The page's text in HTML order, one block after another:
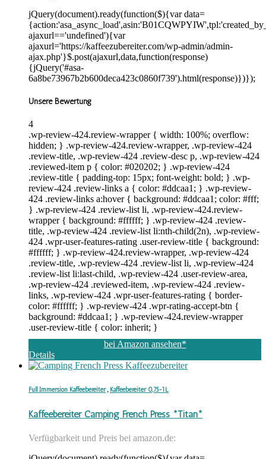
jQuery(document).ready(function($){var data=
ajaxurl=='undefined'){var
ajaxurl='https://kaffeezubereiter.com/wp-admin/admin-
ajax.php'}$.post(ajaxurl,data,function(response)
{jQuery('#asa-
6a8be73967b2b600deca423c0860f739').html(response)})});
Unsere Bewertung
4
.wp-review-424.review-wrapper { width: 100%; overflow:
hidden; } .wp-review-424.review-wrapper, .wp-review-424
.review-title, .wp-review-424 .review-desc p, .wp-review-424
.reviewed-item p { color: #020202; } .wp-review-424
.review-title { padding-top: 15px; font-weight: bold; } .wp-
review-424 .review-links a { color: #ddcaa1; } .wp-review-
424 .review-links a:hover { background: #ddcaa1; color: #fff;
} .wp-review-424 .review-list li, .wp-review-424.review-
wrapper { background: #ffffff; } .wp-review-424 .review-
title, .wp-review-424 .review-list li:nth-child(2n), .wp-review-
424 .wpr-user-features-rating .user-review-title { background:
#ffffff; } .wp-review-424.review-wrapper, .wp-review-424
.review-title, .wp-review-424 .review-list li, .wp-review-424
.review-list li:last-child, .wp-review-424 .user-review-area,
.wp-review-424 .reviewed-item, .wp-review-424 .review-
links, .wp-review-424 .wpr-user-features-rating { border-
color: #ffffff; } .wp-review-424 .wpr-rating-accept-btn {
background: #ddcaa1; } .wp-review-424.review-wrapper
.user-review-title { color: inherit; }
bei Amazon ansehen*
Details
Full Immersion Kaffeebereiter, Kaffeebereiter 0,75-1L
Kaffeebereiter Camping French Press *Titan*
Verfügbarkeit und Preis bei amazon.de: